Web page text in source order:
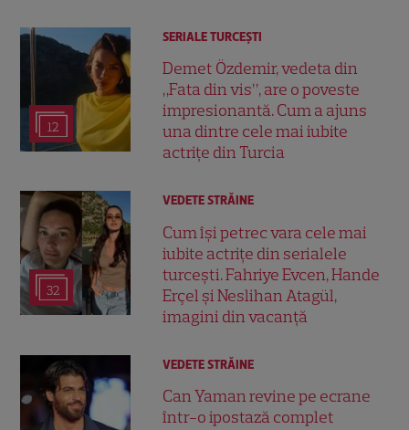
12
SERIALE TURCEŞTI
Demet Özdemir, vedeta din
„Fata din vis”, are o poveste
impresionantă. Cum a ajuns
una dintre cele mai iubite
actrițe din Turcia
32
VEDETE STRĂINE
Cum își petrec vara cele mai
iubite actrițe din serialele
turcești. Fahriye Evcen, Hande
Erçel și Neslihan Atagül,
imagini din vacanță
VEDETE STRĂINE
Can Yaman revine pe ecrane
într-o ipostază complet